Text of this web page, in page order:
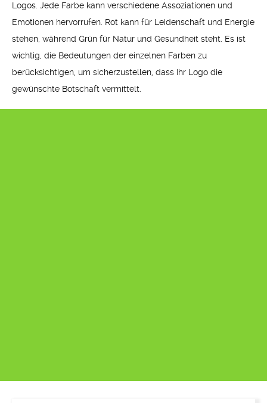
Logos. Jede Farbe kann verschiedene Assoziationen und
Emotionen hervorrufen. Rot kann für Leidenschaft und Energie
stehen, während Grün für Natur und Gesundheit steht. Es ist
wichtig, die Bedeutungen der einzelnen Farben zu
berücksichtigen, um sicherzustellen, dass Ihr Logo die
gewünschte Botschaft vermittelt.